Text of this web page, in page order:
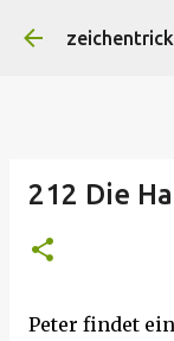
212 Die
Peter findet